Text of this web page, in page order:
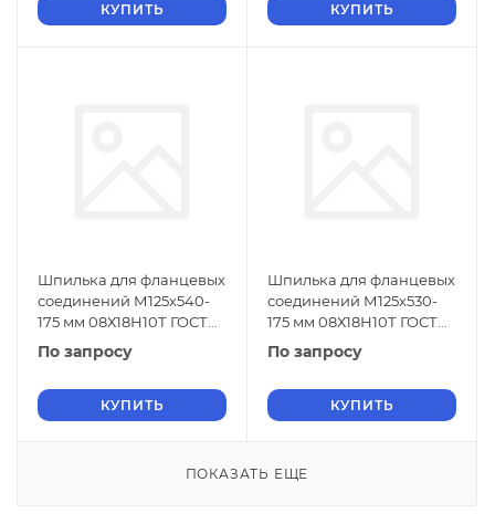
КУПИТЬ КУПИТЬ
Шпилька для фланцевых
соединений М125х540-
175 мм 08Х18Н10Т ГОСТ
9066-75
По запросу
КУПИТЬ
Шпилька для фланцевых
соединений М125х530-
175 мм 08Х18Н10Т ГОСТ
9066-75
По запросу
КУПИТЬ
ПОКАЗАТЬ ЕЩЕ